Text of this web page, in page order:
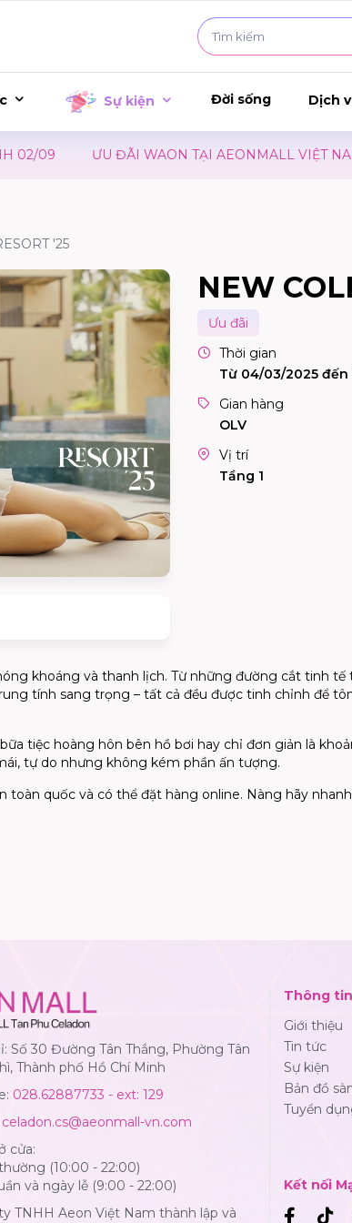
Sự kiện Đời sống Dịch
09 ƯU ĐÃI WAON TẠI AEONMALL VIỆT NAM
'25
NEW
Ưu đãi
Thời gian
Từ 04/03/2025 đến
Gian hàng
OLV
Vị trí
Tầng 1
khoáng và thanh lịch. Từ những đường cắt tinh
tính sang trọng – tất cả đều được tinh chỉnh để
tiệc hoàng hôn bên hồ bơi hay chỉ đơn giản là
tự do nhưng không kém phần ấn tượng.
toàn quốc và có thể đặt hàng online. Nàng hãy
Số 30 Đường Tân Thắng, Phường Tân
Thành phố Hồ Chí Minh
028.62887733 - ext: 129
celadon.cs@aeonmall-vn.com
cửa:
(10:00 - 22:00)
và ngày lễ (9:00 - 22:00)
TNHH Aeon Việt Nam thành lập và
Thông tin
Giới thiệu
Tin tức
Sự kiện
Bản đồ
Tuyển
Kết nối